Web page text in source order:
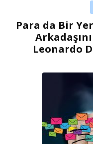
Para da Bir
Leonardo